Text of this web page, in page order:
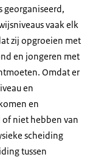
georganiseerd,
vaak elk
zij opgroeien met
en jongeren met
Omdat er
en
en
niet hebben van
scheiding
tussen